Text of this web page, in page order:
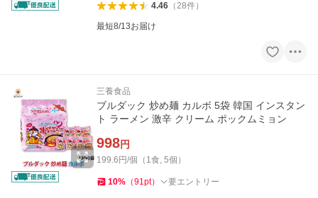
4.46（28件）
最短8/13お届け
三養食品
ブルダック 炒め麺 カルボ 5袋 韓国 インスタン
ト ラーメン 激辛 クリーム ポックムミョン
998円
199.6円/個（1食, 5個）
10% （91pt） 要エントリー